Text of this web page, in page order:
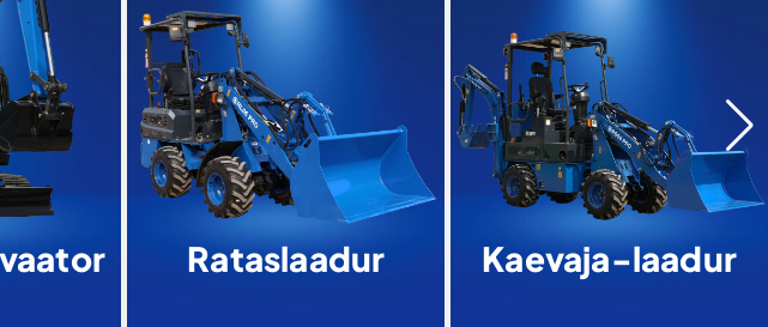
Rataslaadur Kaevaja-laadur